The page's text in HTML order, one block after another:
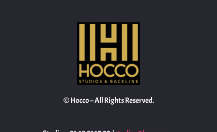
© Hocco – All Rights Reserved.